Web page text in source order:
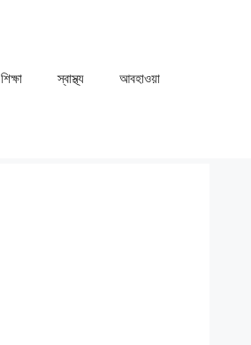
⁠⁠শিক্ষা ⁠⁠স্বাস্থ্য ⁠⁠আবহাওয়া